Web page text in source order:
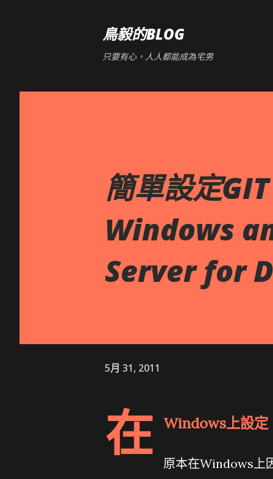
鳥毅的BLOG
只要有心，人人都能成為宅男
簡單設定
Windows
Server for
5月 31, 2011
在 Windows上設定
原本在Windows上